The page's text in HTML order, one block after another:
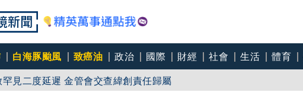
白海豚颱風 致癌油 政治 國際 財經 社會 生活 體育
《狂忘警探》全數通過入選多倫多「午夜瘋狂」 阮經天苦練柔道
罕見二度延遲 金管會交查緯創責任歸屬